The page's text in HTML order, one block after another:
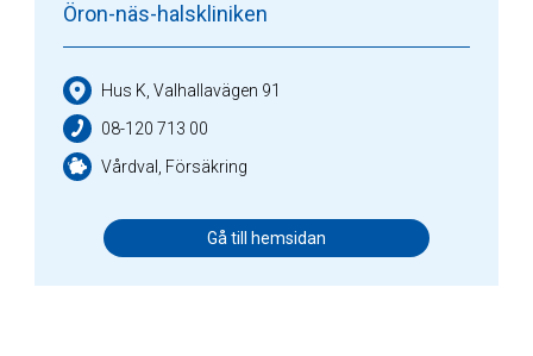
Öron-näs-halskliniken
Hus K, Valhallavägen 91
08-120 713 00
Vårdval, Försäkring
Gå till hemsidan